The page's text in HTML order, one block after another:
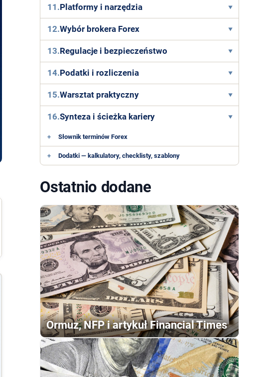
11.Platformy i narzędzia
12.Wybór brokera Forex
13.Regulacje i bezpieczeństwo
14.Podatki i rozliczenia
15.Warsztat praktyczny
16.Synteza i ścieżka kariery
+ Słownik terminów Forex
+ Dodatki — kalkulatory, checklisty, szablony
Ostatnio dodane
Ormuz, NFP i artykuł Financial Times